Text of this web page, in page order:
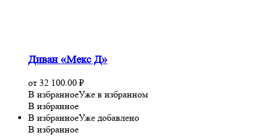
Диван «Мекс Д»
от 32 100.00 ₽
В избранноеУже в избранном
В избранное
В избранноеУже добавлено
В избранное